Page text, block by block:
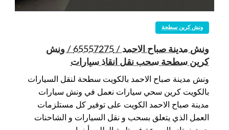
ونش كرين سطحة
ونش مدينة صباح الاحمد / 65557275 / ونش
كرين سطحة سحب نقل انقاذ سيارات
ونش مدينة صباح الاحمد بالكويت سطحة لنقل السيارات
بالكويت كرين سحي سيارات نعمل في ونش سيارات
مدينة صباح الاحمد الكويت على توفير كل مستلزمات
العمل الذي يتعلق بسحب و نقل السيارات و الشاحنات